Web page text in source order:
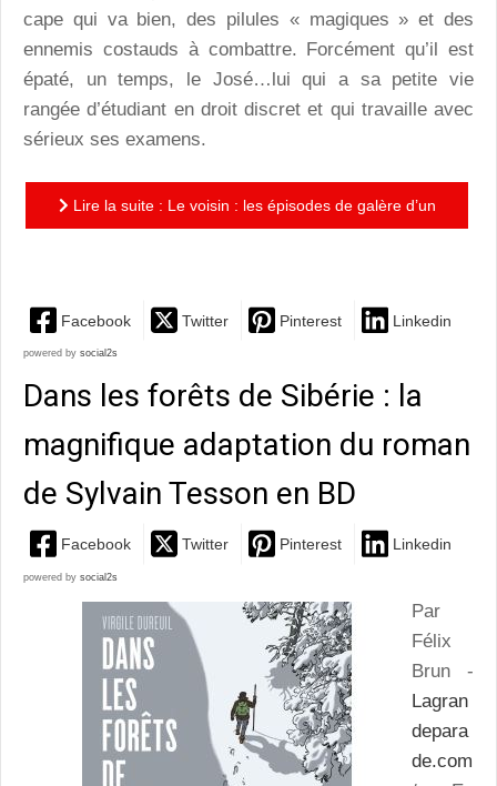
cape qui va bien, des pilules « magiques » et des
ennemis costauds à combattre. Forcément qu’il est
épaté, un temps, le José…lui qui a sa petite vie
rangée d’étudiant en droit discret et qui travaille avec
sérieux ses examens.
Lire la suite : Le voisin : les épisodes de galère d’un
Facebook Twitter Pinterest Linkedin
powered by social2s
Dans les forêts de Sibérie : la
magnifique adaptation du roman
de Sylvain Tesson en BD
Facebook Twitter Pinterest Linkedin
powered by social2s
Par
Félix
Brun -
Lagran
depara
de.com